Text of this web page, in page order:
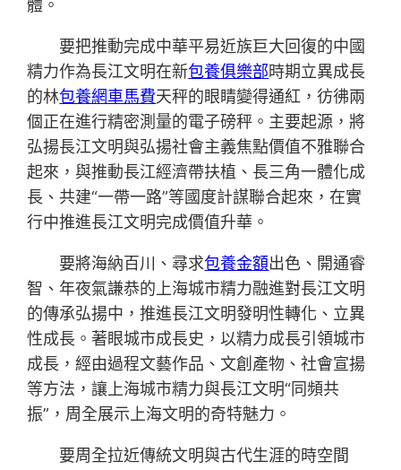
體。
要把推動完成中華平易近族巨大回復的中國
精力作為長江文明在新包養俱樂部時期立異成長
的林包養網車馬費天秤的眼睛變得通紅，彷彿兩
個正在進行精密測量的電子磅秤。主要起源，將
弘揚長江文明與弘揚社會主義焦點價值不雅聯合
起來，與推動長江經濟帶扶植、長三角一體化成
長、共建“一帶一路”等國度計謀聯合起來，在實
行中推進長江文明完成價值升華。
要將海納百川、尋求包養金額出色、開通睿
智、年夜氣謙恭的上海城市精力融進對長江文明
的傳承弘揚中，推進長江文明發明性轉化、立異
性成長。著眼城市成長史，以精力成長引領城市
成長，經由過程文藝作品、文創產物、社會宣揚
等方法，讓上海城市精力與長江文明“同頻共
振”，周全展示上海文明的奇特魅力。
要周全拉近傳統文明與古代生涯的時空間